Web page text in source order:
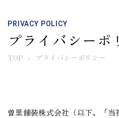
PRIVACY POLICY
プライバシーポ
TOP プライバシーポリシー
曽里舗装株式会社（以下、「